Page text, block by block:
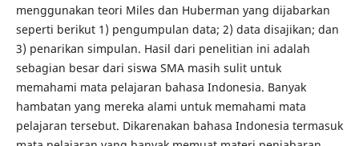
menggunakan teori Miles dan Huberman yang dijabarkan
seperti berikut 1) pengumpulan data; 2) data disajikan; dan
3) penarikan simpulan. Hasil dari penelitian ini adalah
sebagian besar dari siswa SMA masih sulit untuk
memahami mata pelajaran bahasa Indonesia. Banyak
hambatan yang mereka alami untuk memahami mata
pelajaran tersebut. Dikarenakan bahasa Indonesia termasuk